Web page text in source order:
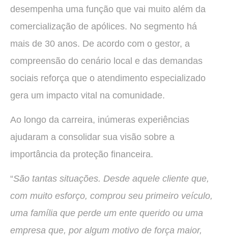
desempenha uma função que vai muito além da
comercialização de apólices. No segmento há
mais de 30 anos. De acordo com o gestor, a
compreensão do cenário local e das demandas
sociais reforça que o atendimento especializado
gera um impacto vital na comunidade.
Ao longo da carreira, inúmeras experiências
ajudaram a consolidar sua visão sobre a
importância da proteção financeira.
“São tantas situações. Desde aquele cliente que,
com muito esforço, comprou seu primeiro veículo,
uma família que perde um ente querido ou uma
empresa que, por algum motivo de força maior,